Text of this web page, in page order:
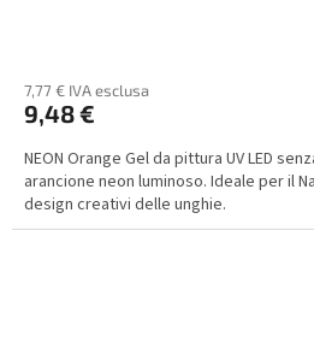
7,77 € IVA esclusa
9,48 €
NEON Orange Gel da pittura UV LED
arancione neon luminoso. Ideale per il
design creativi delle unghie.